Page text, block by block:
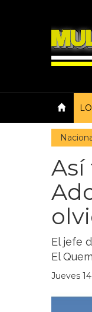
Así
El jefe
El
Jueves